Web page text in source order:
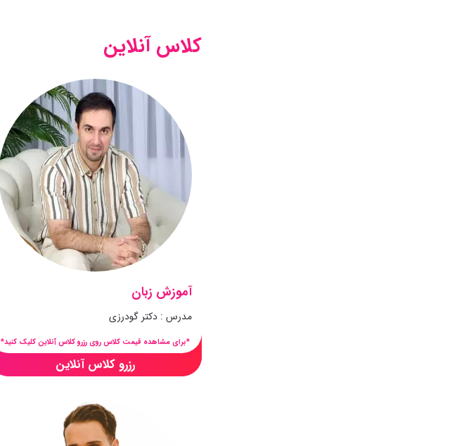
کلاس آنلاین
آموزش زبان
مدرس : دکتر گودرزی
*برای مشاهده قیمت کلاس روی رزرو کلاس آنلاین کلیک کنید*
رزرو کلاس آنلاین